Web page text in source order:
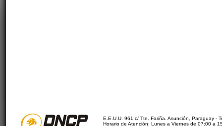
E.E.U.U. 961 c/ Tte. Fariña. Asunción, Paraguay -
Horario de Atención: Lunes a Viernes de 07:00 a